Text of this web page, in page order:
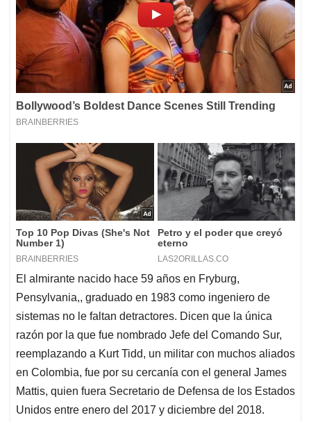
El almirante nacido hace 59 años en Fryburg,
Pensylvania,, graduado en 1983 como ingeniero de
sistemas no le faltan detractores. Dicen que la única
razón por la que fue nombrado Jefe del Comando Sur,
reemplazando a Kurt Tidd, un militar con muchos aliados
en Colombia, fue por su cercanía con el general James
Mattis, quien fuera Secretario de Defensa de los Estados
Unidos entre enero del 2017 y diciembre del 2018.